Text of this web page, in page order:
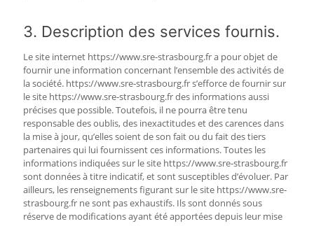
3. Description des services fournis.
Le site internet https://www.sre-strasbourg.fr a pour objet de
fournir une information concernant l’ensemble des activités de
la société. https://www.sre-strasbourg.fr s’efforce de fournir sur
le site https://www.sre-strasbourg.fr des informations aussi
précises que possible. Toutefois, il ne pourra être tenu
responsable des oublis, des inexactitudes et des carences dans
la mise à jour, qu’elles soient de son fait ou du fait des tiers
partenaires qui lui fournissent ces informations. Toutes les
informations indiquées sur le site https://www.sre-strasbourg.fr
sont données à titre indicatif, et sont susceptibles d’évoluer. Par
ailleurs, les renseignements figurant sur le site https://www.sre-
strasbourg.fr ne sont pas exhaustifs. Ils sont donnés sous
réserve de modifications ayant été apportées depuis leur mise